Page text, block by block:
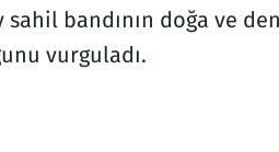
sahil bandının doğa ve
vurguladı.